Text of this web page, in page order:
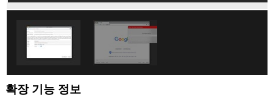
확장 기능 정보